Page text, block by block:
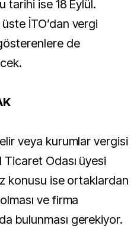
tarihi ise 18 Eylül.
İTO’dan vergi
de
veya kurumlar vergisi
Odası üyesi
konusu ise ortaklardan
ve firma
bulunması gerekiyor.